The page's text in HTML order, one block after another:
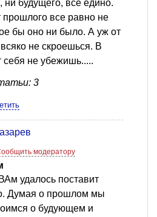
ни будущего, все едино.
прошлого все равно не
бы оно ни было. А уж от
не скроешься. В
не убежишь.....
3
модератору
удалось поставит
Думая о прошлом мы
о будующем и